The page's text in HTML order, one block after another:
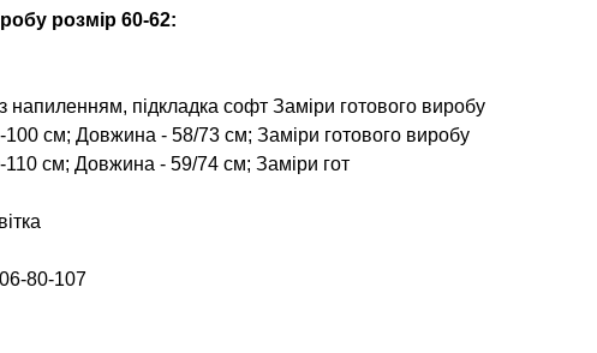
розмір 60-62:
напиленням, підкладка софт Заміри готового виробу
см; Довжина - 58/73 см; Заміри готового виробу
см; Довжина - 59/74 см; Заміри гот
80-107